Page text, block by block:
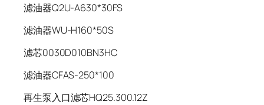
滤油器Q2U-A630*30FS
滤油器WU-H160*50S
滤芯0030D010BN3HC
滤油器CFAS-250*100
再生泵入口滤芯HQ25.300.12Z